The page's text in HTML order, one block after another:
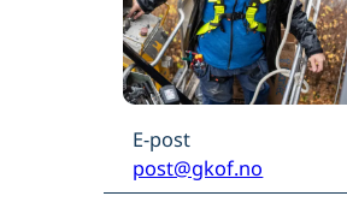
E-post
post@gkof.no